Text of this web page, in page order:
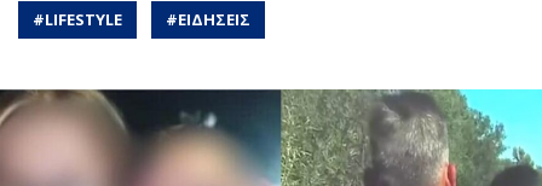
#LIFESTYLE #ΕΙΔΗΣΕΙΣ